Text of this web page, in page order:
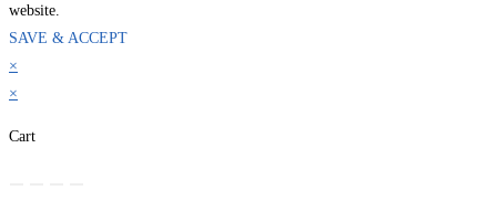
website.
SAVE & ACCEPT
×
×
Cart